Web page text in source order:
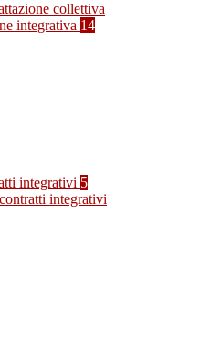
collettiva
integrativa 14
integrativi 5
integrativi